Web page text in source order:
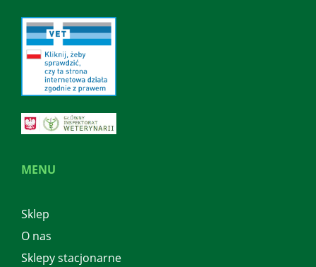
MENU
Sklep
O nas
Sklepy stacjonarne